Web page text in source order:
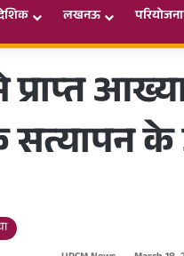
लखनऊ
सत्यापन